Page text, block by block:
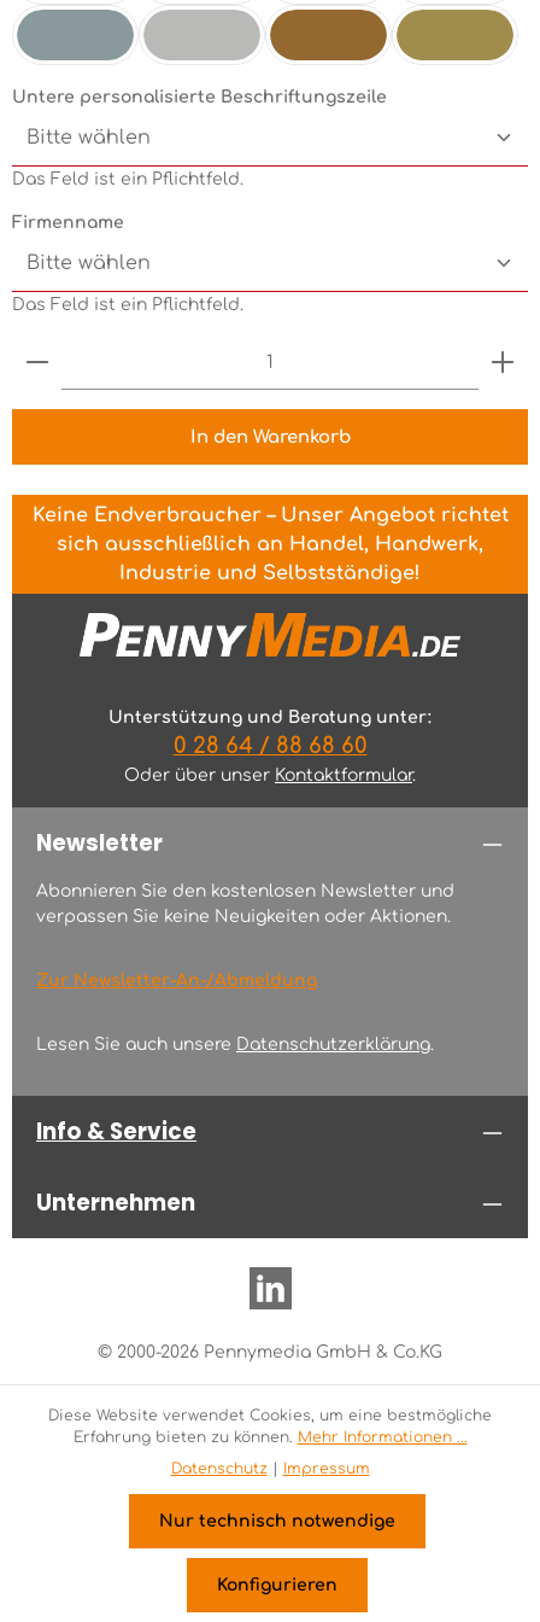
Mint Electricgreen Grün Pink
Untere personalisierte Beschriftungszeile
Das Feld ist ein Pflichtfeld.
Firmenname
Das Feld ist ein Pflichtfeld.
Produkt Anzahl: Gib den gewünschten Wert
In den Warenkorb
Keine Endverbraucher – Unser Angebot richtet
sich ausschließlich an Handel, Handwerk,
Industrie und Selbstständige!
Unterstützung und Beratung unter:
0 28 64 / 88 68 60
Oder über unser Kontaktformular.
Newsletter
Abonnieren Sie den kostenlosen Newsletter und
verpassen Sie keine Neuigkeiten oder Aktionen.
Zur Newsletter-An-/Abmeldung
Lesen Sie auch unsere Datenschutzerklärung.
Info & Service
Unternehmen
© 2000-2026 Pennymedia GmbH & Co.KG
Diese Website verwendet Cookies, um eine bestmögliche
Erfahrung bieten zu können. Mehr Informationen ...
Datenschutz| Impressum
Nur technisch notwendige
Konfigurieren